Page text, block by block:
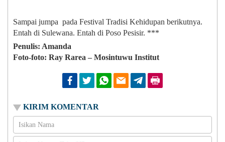
Sampai jumpa pada Festival Tradisi Kehidupan berikutnya.
Entah di Sulewana. Entah di Poso Pesisir. ***
Penulis: Amanda
Foto-foto: Ray Rarea – Mosintuwu Institut
FacebookTwitter Whatsapp
Email Telegram
KIRIM KOMENTAR